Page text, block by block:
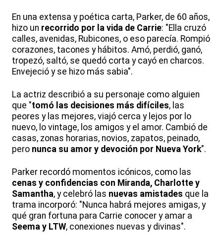
En una extensa y poética carta, Parker, de 60 años,
hizo un recorrido por la vida de Carrie: "Ella cruzó
calles, avenidas, Rubicones, o eso parecía. Rompió
corazones, tacones y hábitos. Amó, perdió, ganó,
tropezó, saltó, se quedó corta y cayó en charcos.
Envejeció y se hizo más sabia".
La actriz describió a su personaje como alguien
que "tomó las decisiones más difíciles, las
peores y las mejores, viajó cerca y lejos por lo
nuevo, lo vintage, los amigos y el amor. Cambió de
casas, zonas horarias, novios, zapatos, peinado,
pero nunca su amor y devoción por Nueva York".
Parker recordó momentos icónicos, como las
cenas y confidencias con Miranda, Charlotte y
Samantha, y celebró las nuevas amistades que la
trama incorporó: "Nunca habrá mejores amigas, y
qué gran fortuna para Carrie conocer y amar a
Seema y LTW, conexiones nuevas y divinas".